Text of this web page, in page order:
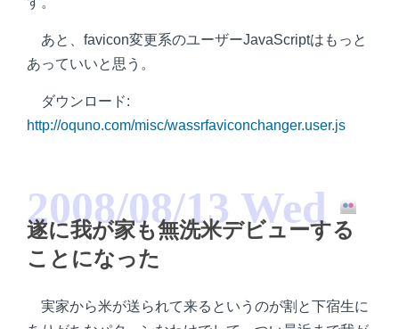
あと、favicon変更系のユーザーJavaScriptはもっと
あっていいと思う。
ダウンロード:
http://oquno.com/misc/wassrfaviconchanger.user.js
2008/08/13 Wed
遂に我が家も無洗米デビューする
ことになった
実家から米が送られて来るというのが割と下宿生に